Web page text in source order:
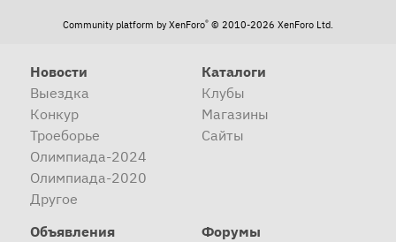
Community platform by XenForo® © 2010-2026 XenForo Ltd.
Новости
Выездка
Конкур
Троеборье
Олимпиада-2024
Олимпиада-2020
Другое
Каталоги
Клубы
Магазины
Сайты
Объявления
Форумы